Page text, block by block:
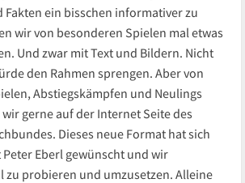
Fakten ein bisschen informativer zu
wir von besonderen Spielen mal etwas
Und zwar mit Text und Bildern. Nicht
den Rahmen sprengen. Aber von
Abstiegskämpfen und Neulings
gerne auf der Internet Seite des
Dieses neue Format hat sich
Peter Eberl gewünscht und wir
zu probieren und umzusetzen. Alleine